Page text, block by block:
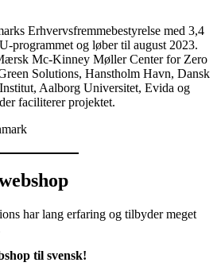
Erhvervsfremmebestyrelse med 3,4
programmet og løber til august 2023.
Mc-Kinney Møller Center for Zero
Solutions, Hanstholm Havn, Dansk
Aalborg Universitet, Evida og
faciliterer projektet.
har lang erfaring og tilbyder meget
til svensk!